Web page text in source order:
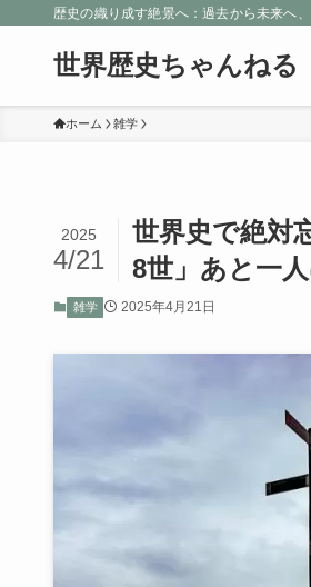
歴史の織り成す絶景へ：過去から未来へ
世界歴史ちゃんねる
ホーム 雑学
世界史で絶対
8世」あと一
2025
4/21
雑学 2025年4月21日